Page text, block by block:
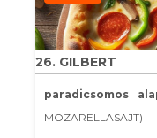
26. GILBERT
paradicsomos
MOZARELLASAJT)